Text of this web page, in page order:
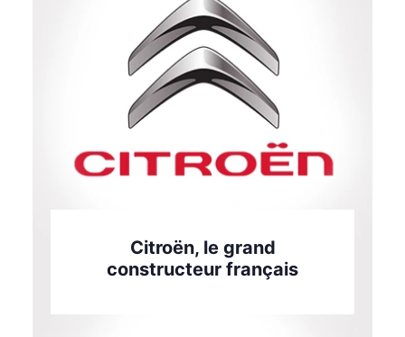
Citroën, le grand
constructeur français